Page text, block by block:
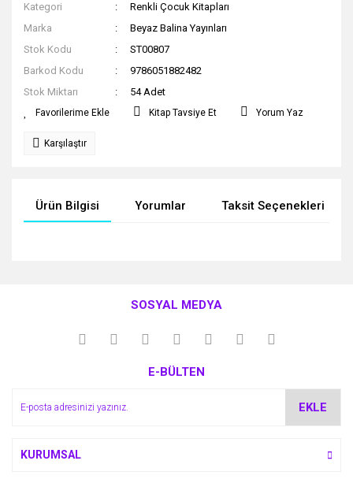
Kategori
Renkli Çocuk Kitapları
Marka
Beyaz Balina Yayınları
Stok Kodu
ST00807
Barkod Kodu
9786051882482
Stok Miktarı
54 Adet
Kitap Tavsiye Et Yorum Yaz
Karşılaştır
Ürün Bilgisi Yorumlar Taksit Seçenekleri
kullanarak tarafımıza iletebilirsiniz.
Görüş ve önerileriniz için teşekkür ederiz.
Ürün açıklamasında eksik bilgiler bulunuyor.
SOSYAL MEDYA
E-BÜLTEN
EKLE
KURUMSAL